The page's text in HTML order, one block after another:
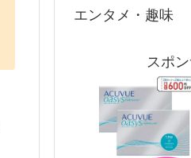
エンタメ・趣味
スポ